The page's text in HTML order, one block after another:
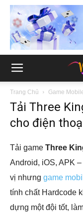
Trang Chủ Game
Tải Three
cho điện
Tải game Three
Android, iOS, APK
vị nhưng game
tính chất Hardcode
dựng một đội tốt,